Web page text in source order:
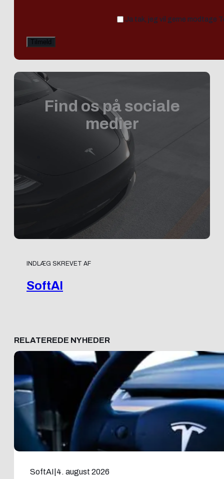
Ja tak, jeg vil gerne modtage
Find os på sociale
medier
INDLÆG SKREVET AF
SoftAI
RELATEREDE NYHEDER
SoftAI 4. august 2026